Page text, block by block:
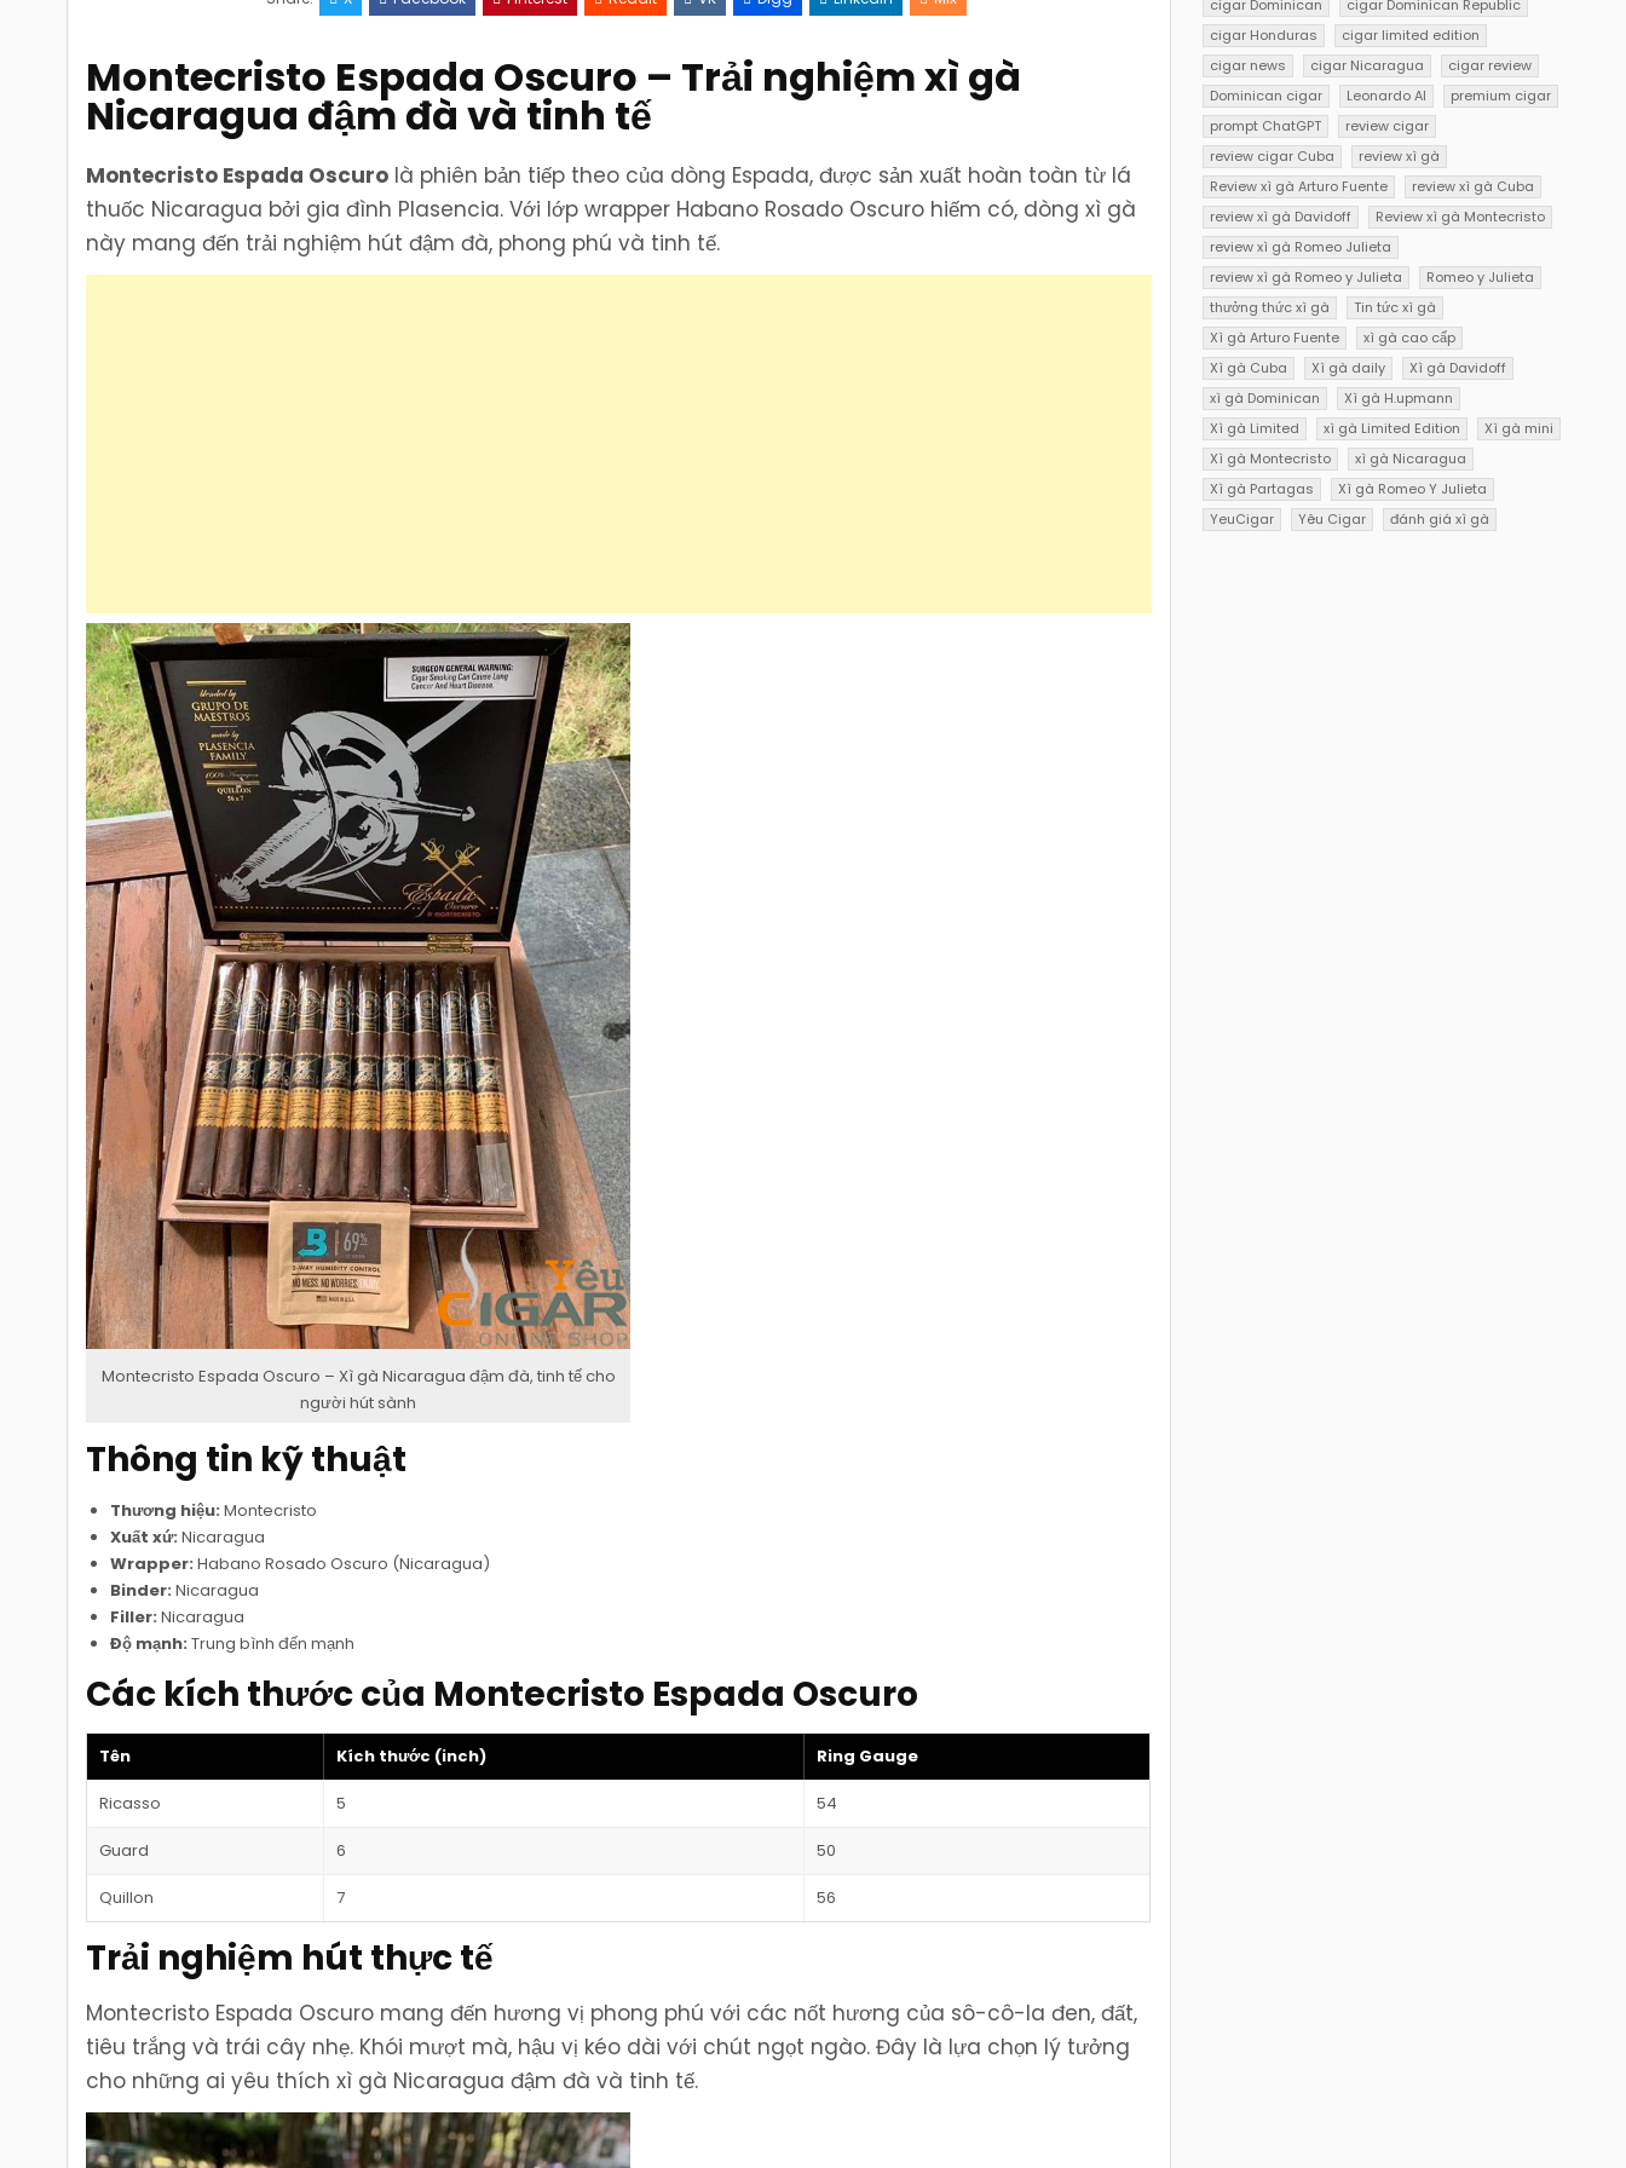
Oscuro
–
Nicaragua
đậm
đà,
hút
sành
Montecristo Espada Oscuro – Trải nghiệm xì gà
Nicaragua đậm đà và tinh tế
Montecristo Espada Oscuro là phiên bản tiếp theo của dòng Espada, được sản xuất hoàn toàn từ lá
thuốc Nicaragua bởi gia đình Plasencia. Với lớp wrapper Habano Rosado Oscuro hiếm có, dòng xì gà
này mang đến trải nghiệm hút đậm đà, phong phú và tinh tế.
Montecristo Espada Oscuro – Xì gà Nicaragua đậm đà, tinh tế cho
người hút sành
Thông tin kỹ thuật
Thương hiệu: Montecristo
Xuất xứ: Nicaragua
Wrapper: Habano Rosado Oscuro (Nicaragua)
Binder: Nicaragua
Filler: Nicaragua
Độ mạnh: Trung bình đến mạnh
Các kích thước của Montecristo Espada Oscuro
Tên Kích thước (inch) Ring Gauge
Ricasso 5 54
Guard 6 50
Quillon 7 56
Trải nghiệm hút thực tế
Montecristo Espada Oscuro mang đến hương vị phong phú với các nốt hương của sô-cô-la đen, đất,
tiêu trắng và trái cây nhẹ. Khói mượt mà, hậu vị kéo dài với chút ngọt ngào. Đây là lựa chọn lý tưởng
cho những ai yêu thích xì gà Nicaragua đậm đà và tinh tế.
cigar Dominican
cigar Dominican Republic
cigar Honduras
cigar limited edition
cigar news
cigar Nicaragua
cigar review
Dominican cigar
Leonardo AI
premium cigar
prompt ChatGPT
review cigar
review cigar Cuba
review xì gà
Review xì gà Arturo Fuente
review xì gà Cuba
review xì gà Davidoff
Review xì gà Montecristo
review xì gà Romeo Julieta
review xì gà Romeo y Julieta
Romeo y Julieta
thưởng thức xì gà
Tin tức xì gà
Xì gà Arturo Fuente
xì gà cao cấp
Xì gà Cuba
Xì gà daily
Xì gà Davidoff
xì gà Dominican
Xì gà H.upmann
Xì gà Limited
xì gà Limited Edition
Xì gà mini
Xì gà Montecristo
xì gà Nicaragua
Xì gà Partagas
Xì gà Romeo Y Julieta
YeuCigar
Yêu Cigar đánh giá xì gà